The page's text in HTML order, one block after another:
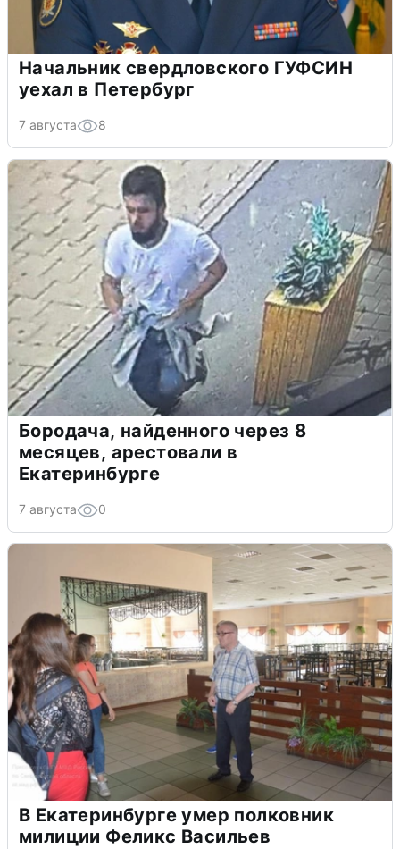
Начальник свердловского ГУФСИН
уехал в Петербург
7 августа 8
Бородача, найденного через 8
месяцев, арестовали в
Екатеринбурге
7 августа 0
В Екатеринбурге умер полковник
милиции Феликс Васильев